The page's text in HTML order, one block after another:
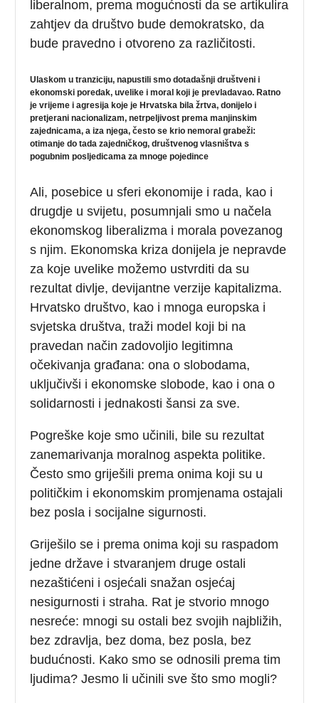
liberalnom, prema mogućnosti da se artikulira
zahtjev da društvo bude demokratsko, da
bude pravedno i otvoreno za različitosti.
Ulaskom u tranziciju, napustili smo dotadašnji društveni i
ekonomski poredak, uvelike i moral koji je prevladavao. Ratno
je vrijeme i agresija koje je Hrvatska bila žrtva, donijelo i
pretjerani nacionalizam, netrpeljivost prema manjinskim
zajednicama, a iza njega, često se krio nemoral grabeži:
otimanje do tada zajedničkog, društvenog vlasništva s
pogubnim posljedicama za mnoge pojedince
Ali, posebice u sferi ekonomije i rada, kao i
drugdje u svijetu, posumnjali smo u načela
ekonomskog liberalizma i morala povezanog
s njim. Ekonomska kriza donijela je nepravde
za koje uvelike možemo ustvrditi da su
rezultat divlje, devijantne verzije kapitalizma.
Hrvatsko društvo, kao i mnoga europska i
svjetska društva, traži model koji bi na
pravedan način zadovoljio legitimna
očekivanja građana: ona o slobodama,
uključivši i ekonomske slobode, kao i ona o
solidarnosti i jednakosti šansi za sve.
Pogreške koje smo učinili, bile su rezultat
zanemarivanja moralnog aspekta politike.
Često smo griješili prema onima koji su u
političkim i ekonomskim promjenama ostajali
bez posla i socijalne sigurnosti.
Griješilo se i prema onima koji su raspadom
jedne države i stvaranjem druge ostali
nezaštićeni i osjećali snažan osjećaj
nesigurnosti i straha. Rat je stvorio mnogo
nesreće: mnogi su ostali bez svojih najbližih,
bez zdravlja, bez doma, bez posla, bez
budućnosti. Kako smo se odnosili prema tim
ljudima? Jesmo li učinili sve što smo mogli?